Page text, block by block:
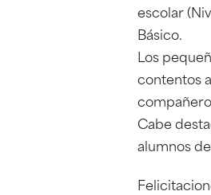
escolar
Básico.
Los
contentos
Cabe
alumnos